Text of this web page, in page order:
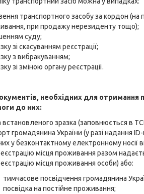
транспортного засобу за кордон (на
при продажу нерезиденту тощо);
суду;
зі скасуванням реєстрації;
з вибракуванням;
зі зміною органу реєстрації.
необхідних для отримання
до них:
встановленого зразка (заповнюється в
громадянина України (у разі надання
у безконтактному електронному носії
місця проживання разом
місця проживання особи) або:
тимчасове посвідчення громадянина
посвідка на постійне проживання;